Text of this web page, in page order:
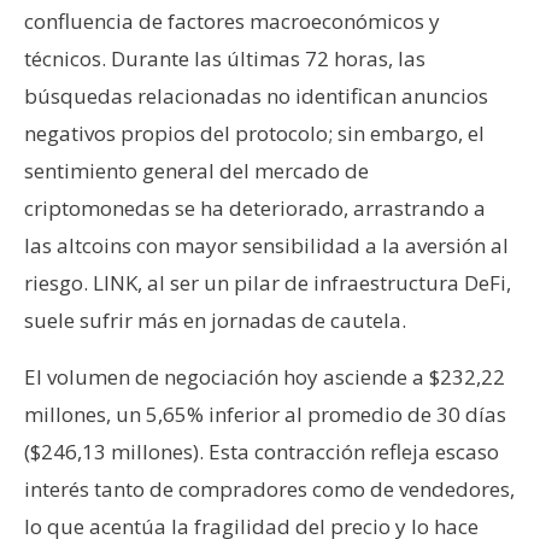
confluencia de factores macroeconómicos y
técnicos. Durante las últimas 72 horas, las
búsquedas relacionadas no identifican anuncios
negativos propios del protocolo; sin embargo, el
sentimiento general del mercado de
criptomonedas se ha deteriorado, arrastrando a
las altcoins con mayor sensibilidad a la aversión al
riesgo. LINK, al ser un pilar de infraestructura DeFi,
suele sufrir más en jornadas de cautela.
El volumen de negociación hoy asciende a $232,22
millones, un 5,65% inferior al promedio de 30 días
($246,13 millones). Esta contracción refleja escaso
interés tanto de compradores como de vendedores,
lo que acentúa la fragilidad del precio y lo hace